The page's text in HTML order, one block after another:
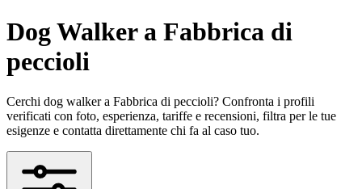
Dog Walker a Fabbrica di
peccioli
Cerchi dog walker a Fabbrica di peccioli? Confronta i profili
verificati con foto, esperienza, tariffe e recensioni, filtra per le tue
esigenze e contatta direttamente chi fa al caso tuo.